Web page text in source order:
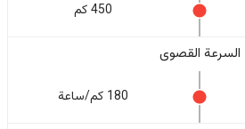
450 كم
السرعة القصوى
180 كم/ساعة